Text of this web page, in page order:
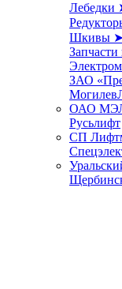
Лебедки
Шкивы
ЗАО
ОАО
Русьлифт
СП